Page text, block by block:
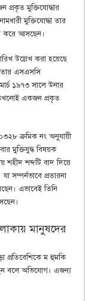
প্রকৃত মুক্তিযোদ্ধার
মুক্তিযোদ্ধা তার
করে আসছেন।
উল্লেখ করা হয়েছে
তার এসএসসি
১৯৭৩ সালে উনার
কখনোই একজন প্রকৃত
ক্রমিক নং অনুযায়ী
মুক্তিযুদ্ধ বিষয়ক
শহীদ শব্দটি বাদ দিয়ে
সম্পর্নভাবে প্রতারনা
এভাবেই তিনি
মানুষদের
প্রতিবেশিকে ম হুমকি
বলে অভিযোগ। এজন্য